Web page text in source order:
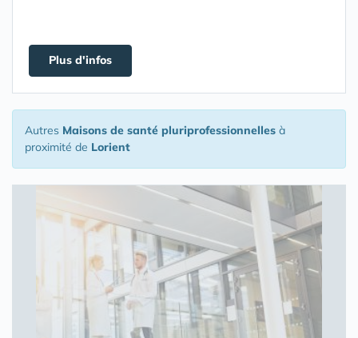
Plus d'infos
Autres Maisons de santé pluriprofessionnelles à
proximité de Lorient